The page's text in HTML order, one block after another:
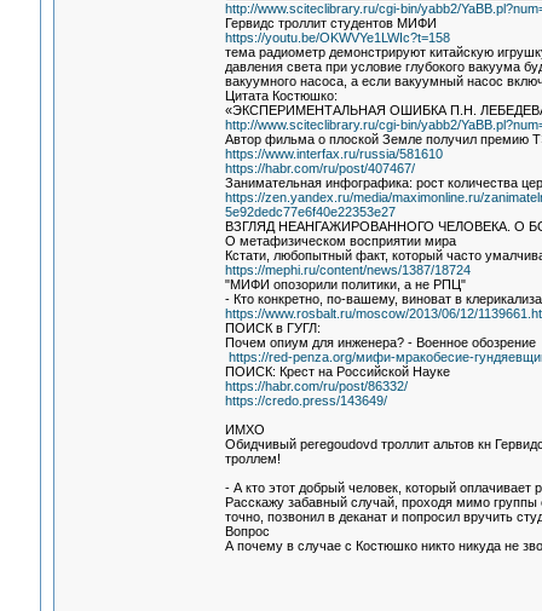
http://www.sciteclibrary.ru/cgi-bin/yabb2/
Гервидс троллит студентов МИФИ
https://youtu.be/OKWVYe1LWIc?t=158
тема радиометр демонстрируют китайскую
давления света при условие глубокого вакуума
вакуумного насоса, а если вакуумный насос
Цитата Костюшко:
«ЭКСПЕРИМЕНТАЛЬНАЯ ОШИБКА П.Н.
http://www.sciteclibrary.ru/cgi-bin/yabb2/
Автор фильма о плоской Земле получил премию
https://www.interfax.ru/russia/581610
https://habr.com/ru/post/407467/
Занимательная инфографика: рост количества
https://zen.yandex.ru/media/maximonline.ru/
5e92dedc77e6f40e22353e27
ВЗГЛЯД НЕАНГАЖИРОВАННОГО ЧЕЛОВЕКА. О
О метафизическом восприятии мира
Кстати, любопытный факт, который часто
https://mephi.ru/content/news/1387/18724
"МИФИ опозорили политики, а не РПЦ"
- Кто конкретно, по-вашему, виноват в
https://www.rosbalt.ru/moscow/2013/06/12/
ПОИСК в ГУГЛ:
Почем опиум для инженера? - Военное обозрение
https://red-penza.org/мифи-мракобесие-
ПОИСК: Крест на Российской Науке
https://habr.com/ru/post/86332/
https://credo.press/143649/
ИМХО
Обидчивый peregoudovd троллит альтов кн
троллем!
- А кто этот добрый человек, который оплачивает
Расскажу забавный случай, проходя мимо
точно, позвонил в деканат и попросил вручить
Вопрос
А почему в случае с Костюшко никто никуда не